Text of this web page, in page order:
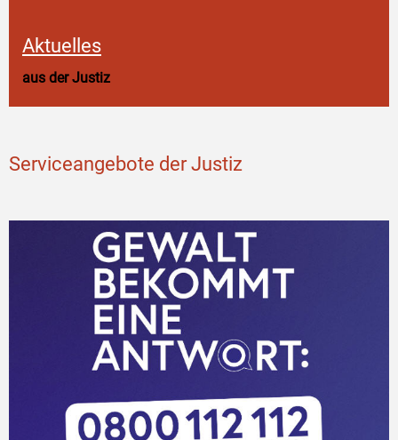
Aktuelles
aus der Justiz
Serviceangebote der Justiz